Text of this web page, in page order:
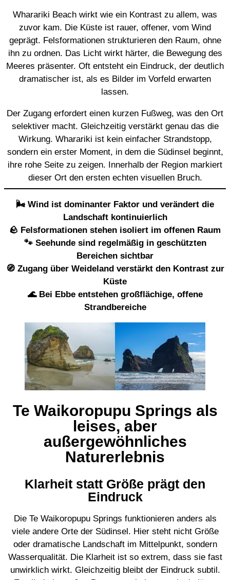
Wharariki Beach wirkt wie ein Kontrast zu allem, was
zuvor kam. Die Küste ist rauer, offener, vom Wind
geprägt. Felsformationen strukturieren den Raum, ohne
ihn zu ordnen. Das Licht wirkt härter, die Bewegung des
Meeres präsenter. Oft entsteht ein Eindruck, der deutlich
dramatischer ist, als es Bilder im Vorfeld erwarten
lassen.
Der Zugang erfordert einen kurzen Fußweg, was den Ort
selektiver macht. Gleichzeitig verstärkt genau das die
Wirkung. Wharariki ist kein einfacher Strandstopp,
sondern ein erster Moment, in dem die Südinsel beginnt,
ihre rohe Seite zu zeigen. Innerhalb der Region markiert
dieser Ort den ersten echten visuellen Bruch.
🌬️ Wind ist dominanter Faktor und verändert die
Landschaft kontinuierlich
🪨 Felsformationen stehen isoliert im offenen Raum
🐾 Seehunde sind regelmäßig in geschützten
Bereichen sichtbar
🧭 Zugang über Weideland verstärkt den Kontrast zur
Küste
🌊 Bei Ebbe entstehen großflächige, offene
Strandbereiche
Te Waikoropupu Springs als
leises, aber
außergewöhnliches
Naturerlebnis
Klarheit statt Größe prägt den
Eindruck
Die Te Waikoropupu Springs funktionieren anders als
viele andere Orte der Südinsel. Hier steht nicht Größe
oder dramatische Landschaft im Mittelpunkt, sondern
Wasserqualität. Die Klarheit ist so extrem, dass sie fast
unwirklich wirkt. Gleichzeitig bleibt der Eindruck subtil.